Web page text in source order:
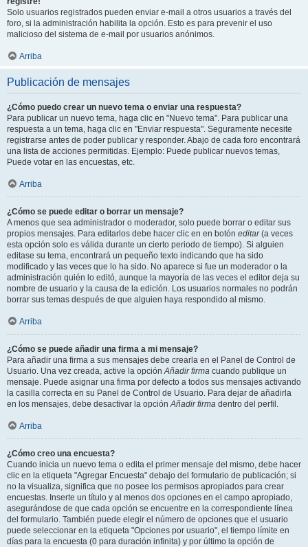
Solo usuarios registrados pueden enviar e-mail a otros usuarios a través del
foro, si la administración habilita la opción. Esto es para prevenir el uso
malicioso del sistema de e-mail por usuarios anónimos.
Arriba
Publicación de mensajes
¿Cómo puedo crear un nuevo tema o enviar una respuesta?
Para publicar un nuevo tema, haga clic en "Nuevo tema". Para publicar una
respuesta a un tema, haga clic en "Enviar respuesta". Seguramente necesite
registrarse antes de poder publicar y responder. Abajo de cada foro encontrará
una lista de acciones permitidas. Ejemplo: Puede publicar nuevos temas,
Puede votar en las encuestas, etc.
Arriba
¿Cómo se puede editar o borrar un mensaje?
A menos que sea administrador o moderador, solo puede borrar o editar sus
propios mensajes. Para editarlos debe hacer clic en en botón editar(a veces
esta opción solo es válida durante un cierto periodo de tiempo). Si alguien
editase su tema, encontrará un pequeño texto indicando que ha sido
modificado y las veces que lo ha sido. No aparece si fue un moderador o la
administración quién lo editó, aunque la mayoría de las veces el editor deja su
nombre de usuario y la causa de la edición. Los usuarios normales no podrán
borrar sus temas después de que alguien haya respondido al mismo.
Arriba
¿Cómo se puede añadir una firma a mi mensaje?
Para añadir una firma a sus mensajes debe crearla en el Panel de Control de
Usuario. Una vez creada, active la opciónAñadir firma cuando publique un
mensaje. Puede asignar una firma por defecto a todos sus mensajes activando
la casilla correcta en su Panel de Control de Usuario. Para dejar de añadirla
en los mensajes, debe desactivar la opciónAñadir firma dentro del perfil.
Arriba
¿Cómo creo una encuesta?
Cuando inicia un nuevo tema o edita el primer mensaje del mismo, debe hacer
clic en la etiqueta "Agregar Encuesta" debajo del formulario de publicación; si
no la visualiza, significa que no posee los permisos apropiados para crear
encuestas. Inserte un título y al menos dos opciones en el campo apropiado,
asegurándose de que cada opción se encuentre en la correspondiente línea
del formulario. También puede elegir el número de opciones que el usuario
puede seleccionar en la etiqueta "Opciones por usuario", el tiempo límite en
días para la encuesta (0 para duración infinita) y por último la opción de